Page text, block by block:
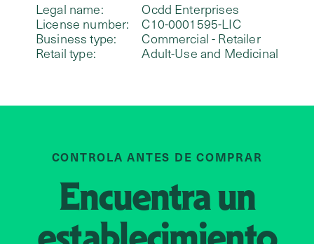
Legal name:
Ocdd Enterprises
License number:
C10-0001595-LIC
Business type:
Commercial - Retailer
Retail type:
Adult-Use and Medicinal
CONTROLA ANTES DE COMPRAR
Encuentra un